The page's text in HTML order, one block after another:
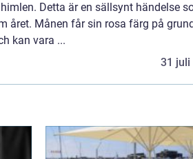
Detta är en sällsynt händelse
året. Månen får sin rosa färg på
kan vara ...
31 juli